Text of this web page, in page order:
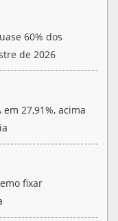
60% dos
de 2026
27,91%, acima
fixar